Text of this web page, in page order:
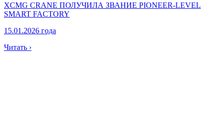
XCMG CRANE ПОЛУЧИЛА ЗВАНИЕ PIONEER-LEVEL
SMART FACTORY
15.01.2026 года
Читать ›